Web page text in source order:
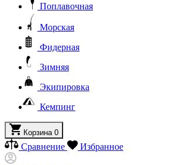
Поплавочная
Морская
Фидерная
Зимняя
Экипировка
Кемпинг
Корзина 0
Сравнение Избранное